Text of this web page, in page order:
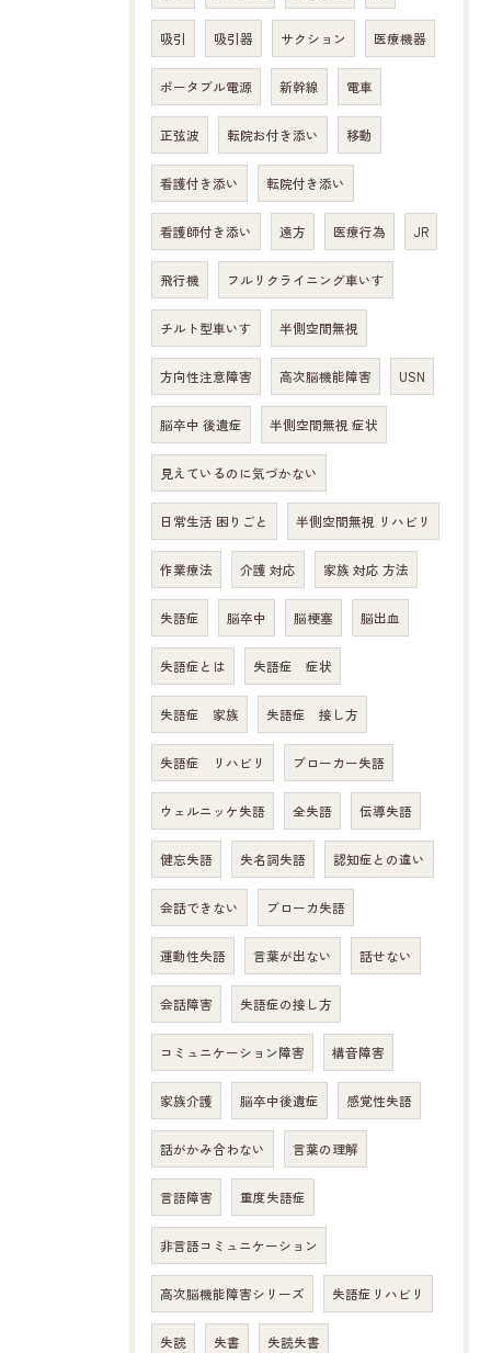
吸引 吸引器 サクション 医療機器
ポータブル電源 新幹線 電車
正弦波 転院お付き添い 移動
看護付き添い 転院付き添い
看護師付き添い 遠方 医療行為 JR
飛行機 フルリクライニング車いす
チルト型車いす 半側空間無視
方向性注意障害 高次脳機能障害 USN
脳卒中 後遺症 半側空間無視 症状
見えているのに気づかない
日常生活 困りごと 半側空間無視 リハビリ
作業療法 介護 対応 家族 対応 方法
失語症 脳卒中 脳梗塞 脳出血
失語症とは 失語症 症状
失語症 家族 失語症 接し方
失語症 リハビリ ブローカー失語
ウェルニッケ失語 全失語 伝導失語
健忘失語 失名詞失語 認知症との違い
会話できない ブローカ失語
運動性失語 言葉が出ない 話せない
会話障害 失語症の接し方
コミュニケーション障害 構音障害
家族介護 脳卒中後遺症 感覚性失語
話がかみ合わない 言葉の理解
言語障害 重度失語症
非言語コミュニケーション
高次脳機能障害シリーズ 失語症リハビリ
失読 失書 失読失書